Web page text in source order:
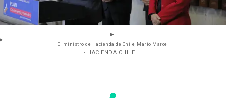
El ministro de Hacienda de Chile, Mario Marcel
- HACIENDA CHILE